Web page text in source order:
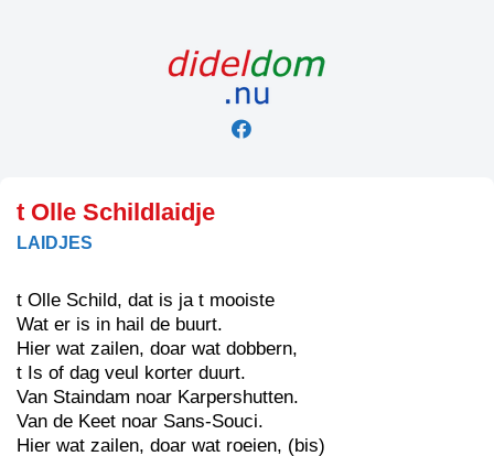
t Olle Schildlaidje
LAIDJES
t Olle Schild, dat is ja t mooiste
Wat er is in hail de buurt.
Hier wat zailen, doar wat dobbern,
t Is of dag veul korter duurt.
Van Staindam noar Karpershutten.
Van de Keet noar Sans-Souci.
Hier wat zailen, doar wat roeien, (bis)